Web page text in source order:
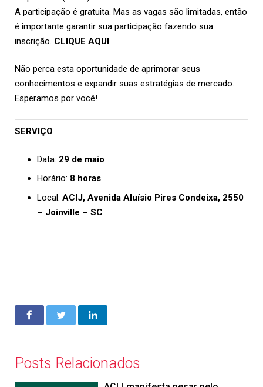
A participação é gratuita. Mas as vagas são limitadas, então
é importante garantir sua participação fazendo sua
inscrição. CLIQUE AQUI
Não perca esta oportunidade de aprimorar seus
conhecimentos e expandir suas estratégias de mercado.
Esperamos por você!
SERVIÇO
Data: 29 de maio
Horário: 8 horas
Local: ACIJ, Avenida Aluísio Pires Condeixa, 2550
– Joinville – SC
Posts Relacionados